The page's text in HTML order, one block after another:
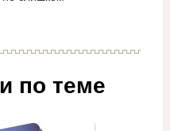
по теме